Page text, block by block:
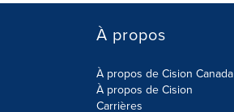
À propos
À propos de Cision Canada
À propos de Cision
Carrières